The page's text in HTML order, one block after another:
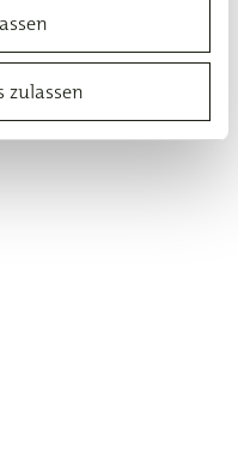
zulassen